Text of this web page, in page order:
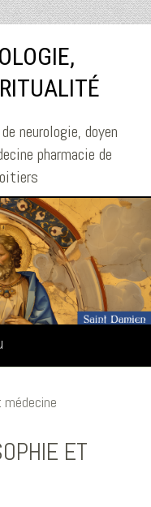
neurologie, doyen
pharmacie de
ET